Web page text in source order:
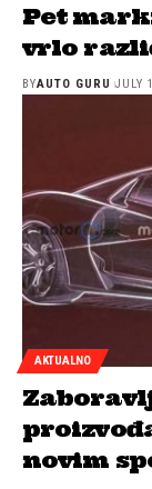
Pet
vrlo
BYAUTO GURU JULY
AKTUALNO
novim